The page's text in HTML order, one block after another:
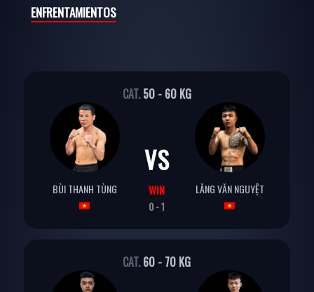
ENFRENTAMIENTOS
CAT. 50 - 60 KG
BÙI THANH TÙNG
VS
LĂNG VĂN NGUYỆT
WIN
0 - 1
CAT.60 - 70 KG